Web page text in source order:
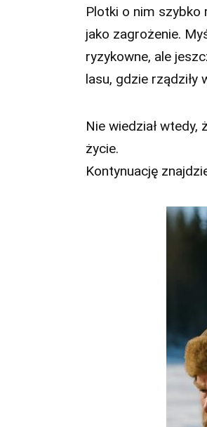
Plotki o nim szybko
jako zagrożenie.
ryzykowne, ale
lasu, gdzie rządziły
Nie wiedział
życie.
Kontynuację